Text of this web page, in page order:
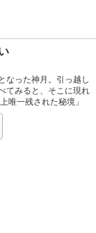
なった神月。引っ越し
てみると、そこに現れ
唯一残された秘境」
。一体グンマとはど
ろうとしているのか？
す知られざる「グン
ＰＶを突破した今一